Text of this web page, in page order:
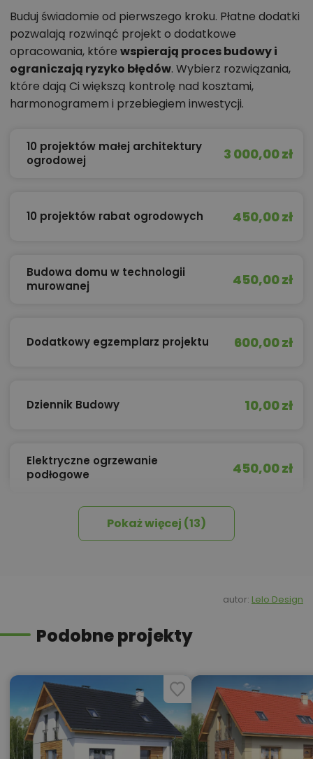
Buduj świadomie od pierwszego kroku. Płatne dodatki
pozwalają rozwinąć projekt o dodatkowe
opracowania, które wspierają proces budowy i
ograniczają ryzyko błędów. Wybierz rozwiązania,
które dają Ci większą kontrolę nad kosztami,
harmonogramem i przebiegiem inwestycji.
10 projektów małej architektury
ogrodowej
3 000,00 zł
10 projektów rabat ogrodowych 450,00 zł
Budowa domu w technologii
murowanej
450,00 zł
Dodatkowy egzemplarz projektu 600,00 zł
Dziennik Budowy 10,00 zł
Elektryczne ogrzewanie
podłogowe
450,00 zł
Izolacja celulozowa
800,00 zł
Pakiet umów i wniosków 450,00 zł
Pokaż więcej (13)
autor: Lelo Design
Podobne projekty